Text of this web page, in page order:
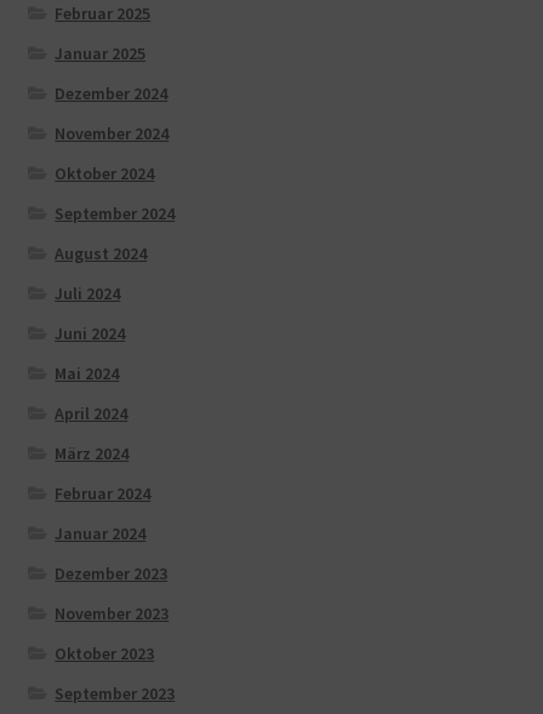
Februar 2025
Januar 2025
Dezember 2024
November 2024
Oktober 2024
September 2024
August 2024
Juli 2024
Juni 2024
Mai 2024
April 2024
März 2024
Februar 2024
Januar 2024
Dezember 2023
November 2023
Oktober 2023
September 2023